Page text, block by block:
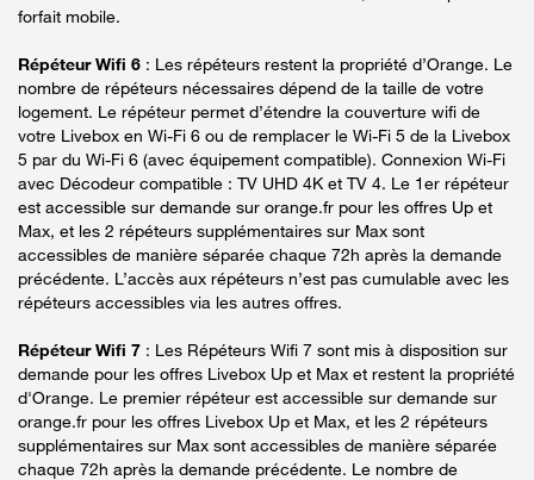
forfait mobile.
Répéteur Wifi 6 : Les répéteurs restent la propriété d’Orange. Le
nombre de répéteurs nécessaires dépend de la taille de votre
logement. Le répéteur permet d’étendre la couverture wifi de
votre Livebox en Wi-Fi 6 ou de remplacer le Wi-Fi 5 de la Livebox
5 par du Wi-Fi 6 (avec équipement compatible). Connexion Wi-Fi
avec Décodeur compatible : TV UHD 4K et TV 4. Le 1er répéteur
est accessible sur demande sur orange.fr pour les offres Up et
Max, et les 2 répéteurs supplémentaires sur Max sont
accessibles de manière séparée chaque 72h après la demande
précédente. L’accès aux répéteurs n’est pas cumulable avec les
répéteurs accessibles via les autres offres.
Répéteur Wifi 7 : Les Répéteurs Wifi 7 sont mis à disposition sur
demande pour les offres Livebox Up et Max et restent la propriété
d'Orange. Le premier répéteur est accessible sur demande sur
orange.fr pour les offres Livebox Up et Max, et les 2 répéteurs
supplémentaires sur Max sont accessibles de manière séparée
chaque 72h après la demande précédente. Le nombre de